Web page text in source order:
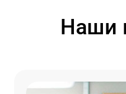
Наши